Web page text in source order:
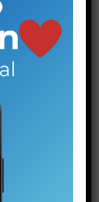
muerte del
del que me
Lago Villarrica
o en los
de asesor de